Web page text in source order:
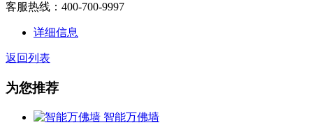
客服热线：400-700-9997
详细信息
返回列表
为您推荐
智能万佛墙